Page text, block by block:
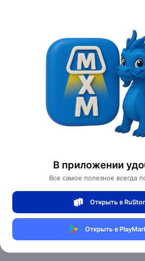
В приложении
Все самое полезное всегда
Открыть в
Открыть в
Категории
Цифровая
Компьютеры и комплектующие
Жесткий диск Dell 2TB 7.2K
0 отзывов
Магазин Help Dell/HP